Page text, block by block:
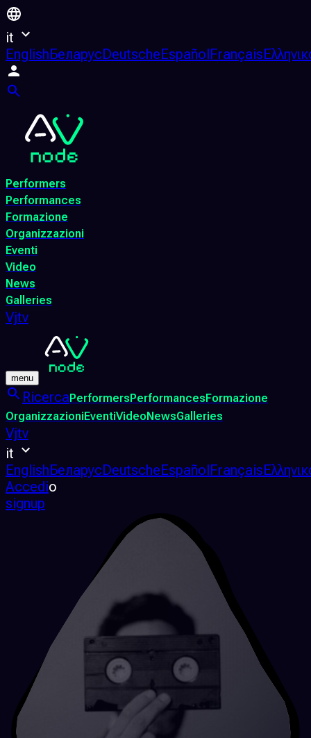
it
EnglishБеларусDeutscheEspañolFrançais
Performers
Performances
Formazione
Organizzazioni
Eventi
Video
News
Galleries
Vjtv
menu
RicercaPerformersPerformancesFormazione
OrganizzazioniEventiVideoNewsGalleries
Vjtv
it
EnglishБеларусDeutscheEspañolFrançais
Accedio
signup